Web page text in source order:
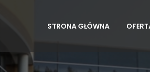
STRONA GŁÓWNA